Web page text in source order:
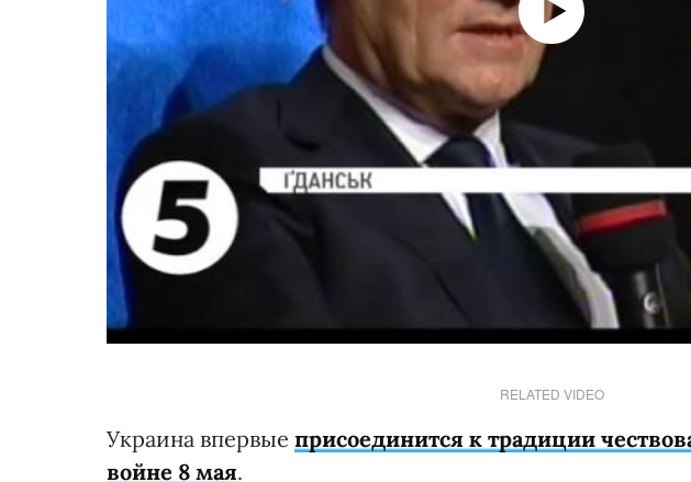
RELATED VIDEO
Украина впервые присоединится к традиции
войне 8 мая.